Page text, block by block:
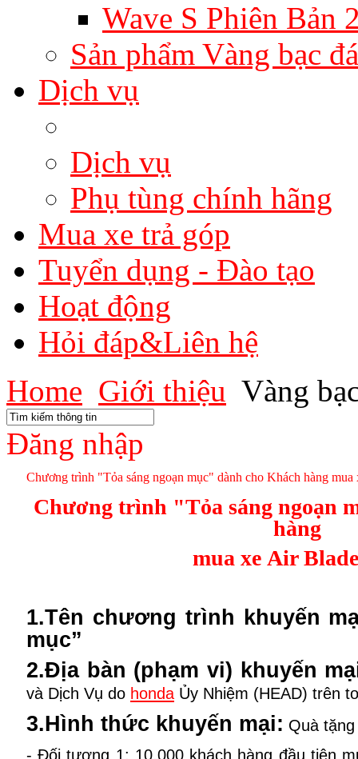
Wave S Phiên Bản
Sản phẩm Vàng bạc
Dịch vụ
Dịch vụ
Phụ tùng chính hãng
Mua xe trả góp
Tuyển dụng - Đào tạo
Hoạt động
Hỏi đáp&Liên hệ
Home Giới thiệu Vàng
Đăng nhập
Chương trình "Tỏa sáng ngoạn mục" dành cho Khách hàng
Chương trình "Tỏa sáng ngoạn
hàng
mua xe Air
1.Tên chương trình khuyến
mục”
2.Địa bàn (phạm vi) khuyến
và Dịch Vụ do honda Ủy Nhiệm (HEAD) trên
3.Hình thức khuyến mại: Quà
- Đối tượng 1: 10.000 khách hàng đầu tiên